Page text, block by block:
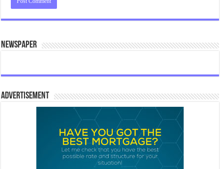
Newspaper
Advertisement